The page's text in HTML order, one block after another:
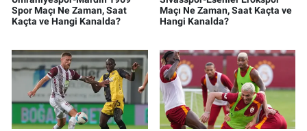
Spor Maçı Ne Zaman, Saat
Kaçta ve Hangi Kanalda?
Maçı Ne Zaman, Saat Kaçta ve
Hangi Kanalda?